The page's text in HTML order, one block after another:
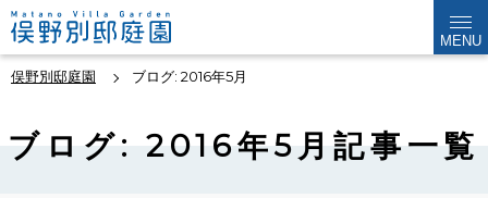
MENU
俣野別邸庭園 ブログ: 2016年5月
ブログ: 2016年5月記事一覧